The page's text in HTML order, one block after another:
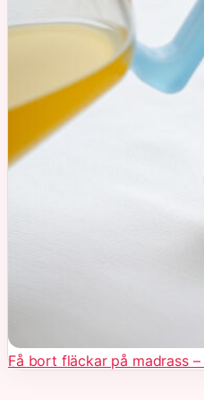
Få bort fläckar på madrass